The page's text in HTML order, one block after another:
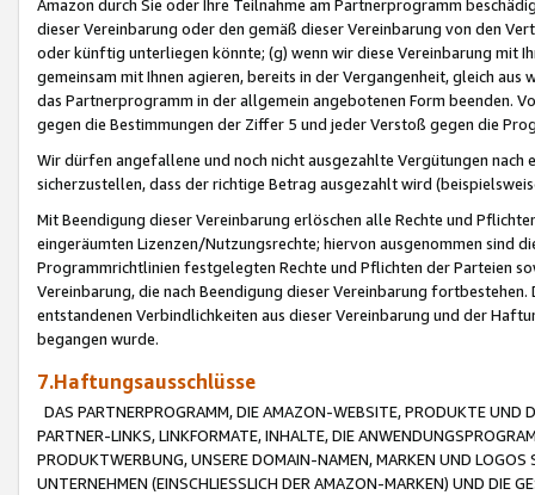
Amazon durch Sie oder Ihre Teilnahme am Partnerprogramm
dieser Vereinbarung oder den gemäß dieser Vereinbarung von den
oder künftig unterliegen könnte; (g) wenn wir diese Vereinbarung mit
gemeinsam mit Ihnen agieren, bereits in der Vergangenheit, gleich
das Partnerprogramm in der allgemein angebotenen Form beenden.
gegen die Bestimmungen der Ziffer 5 und jeder Verstoß gegen die
Wir dürfen angefallene und noch nicht ausgezahlte Vergütungen
sicherzustellen, dass der richtige Betrag ausgezahlt wird
Mit Beendigung dieser Vereinbarung erlöschen alle Rechte und
eingeräumten Lizenzen/Nutzungsrechte; hiervon ausgenommen sind
Programmrichtlinien festgelegten Rechte und Pflichten der Parteien
Vereinbarung, die nach Beendigung dieser Vereinbarung
entstandenen Verbindlichkeiten aus dieser Vereinbarung und der
begangen wurde.
7.Haftungsausschlüsse
DAS PARTNERPROGRAMM, DIE AMAZON-WEBSITE, PRODUKTE UND
PARTNER-LINKS, LINKFORMATE, INHALTE, DIE
PRODUKTWERBUNG, UNSERE DOMAIN-NAMEN, MARKEN UND
UNTERNEHMEN (EINSCHLIESSLICH DER AMAZON-MARKEN) UND DIE